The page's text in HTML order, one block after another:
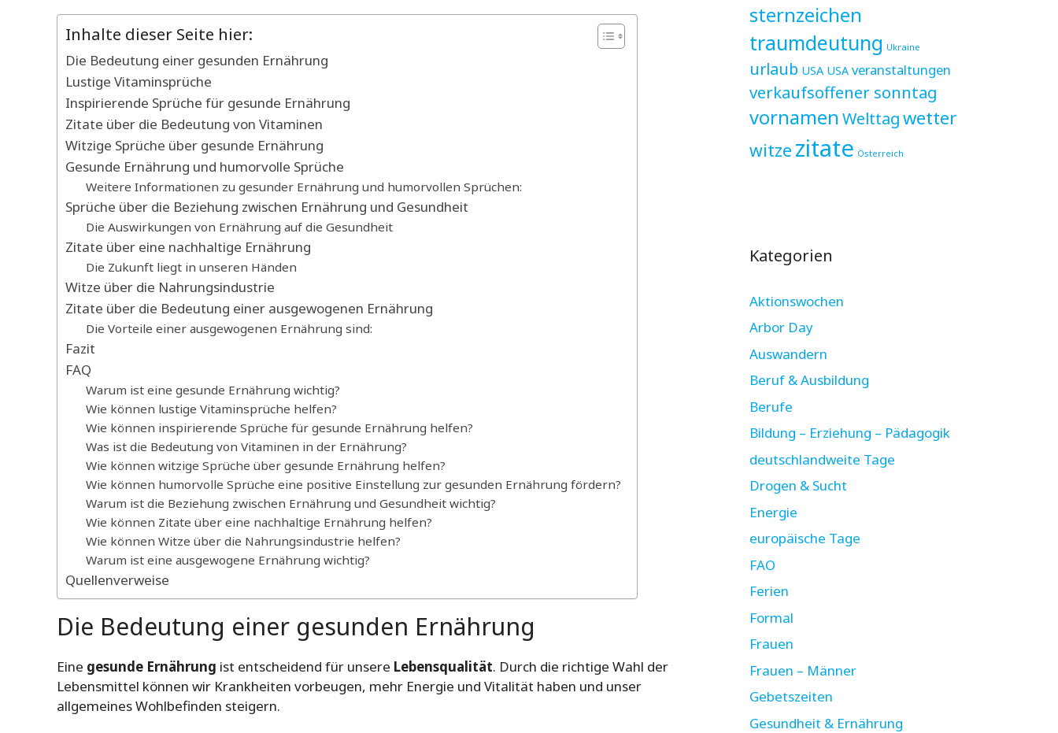
Inhalte dieser Seite hier:
Die Bedeutung einer gesunden Ernährung
Lustige Vitaminsprüche
Inspirierende Sprüche für gesunde Ernährung
Zitate über die Bedeutung von Vitaminen
Witzige Sprüche über gesunde Ernährung
Gesunde Ernährung und humorvolle Sprüche
Weitere Informationen zu gesunder Ernährung und humorvollen Sprüchen:
Sprüche über die Beziehung zwischen Ernährung und Gesundheit
Die Auswirkungen von Ernährung auf die Gesundheit
Zitate über eine nachhaltige Ernährung
Die Zukunft liegt in unseren Händen
Witze über die Nahrungsindustrie
Zitate über die Bedeutung einer ausgewogenen Ernährung
Die Vorteile einer ausgewogenen Ernährung sind:
Fazit
FAQ
Warum ist eine gesunde Ernährung wichtig?
Wie können lustige Vitaminsprüche helfen?
Wie können inspirierende Sprüche für gesunde Ernährung helfen?
Was ist die Bedeutung von Vitaminen in der Ernährung?
Wie können witzige Sprüche über gesunde Ernährung helfen?
Wie können humorvolle Sprüche eine positive Einstellung zur gesunden Ernährung fördern?
Warum ist die Beziehung zwischen Ernährung und Gesundheit wichtig?
Wie können Zitate über eine nachhaltige Ernährung helfen?
Wie können Witze über die Nahrungsindustrie helfen?
Warum ist eine ausgewogene Ernährung wichtig?
Quellenverweise
Die Bedeutung einer gesunden Ernährung
Eine gesunde Ernährung ist entscheidend für unsere Lebensqualität. Durch die richtige Wahl der
Lebensmittel können wir Krankheiten vorbeugen, mehr Energie und Vitalität haben und unser
allgemeines Wohlbefinden steigern.
sternzeichen
traumdeutung Ukraine
urlaub USA USA veranstaltungen
verkaufsoffener sonntag
vornamen Welttagwetter
witze zitate Österreich
Kategorien
Aktionswochen
Arbor Day
Auswandern
Beruf & Ausbildung
Berufe
Bildung – Erziehung – Pädagogik
deutschlandweite Tage
Drogen & Sucht
Energie
europäische Tage
FAO
Ferien
Formal
Frauen
Frauen – Männer
Gebetszeiten
Gesundheit & Ernährung